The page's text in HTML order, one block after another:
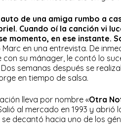
de una amiga rumbo a
Cuando oí la canción vi
momento, en ese instante.
Marc en una entrevista. De
su mánager, le contó lo
semanas después se
en tiempo de salsa.
lleva por nombre «Otra
al mercado en 1993 y abrió
decantó hacia uno de los